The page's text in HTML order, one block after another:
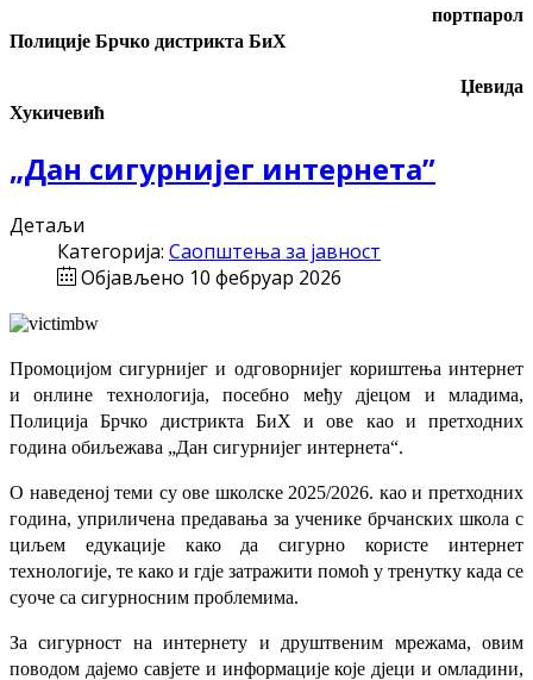
портпарол
Полиције Брчко дистрикта БиХ
Џевида
Хукичевић
„Дан сигурнијег интернета”
Детаљи
Категорија: Саопштења за јавност
Објављено 10 фебруар 2026
Промоцијом сигурнијег и одговорнијег кориштења интернет
и онлине технологија, посебно међу дјецом и младима,
Полиција Брчко дистрикта БиХ и ове као и претходних
година обиљежава „Дан сигурнијег интернета“.
О наведеној теми су ове школске 2025/2026. као и претходних
година, уприличена предавања за ученике брчанских школа с
циљем едукације како да сигурно користе интернет
технологије, те како и гдје затражити помоћ у тренутку када се
суоче са сигурносним проблемима.
За сигурност на интернету и друштвеним мрежама, овим
поводом дајемо савјете и информације које дјеци и омладини,